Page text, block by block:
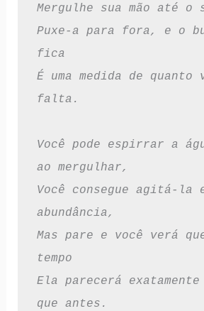
Mergulhe sua mão até o
Puxe-a para fora, e o
fica
É uma medida de quanto
falta.
Você pode espirrar a
ao mergulhar,
Você consegue agitá-la
abundância,
Mas pare e você verá
tempo
Ela parecerá exatamente
que antes.